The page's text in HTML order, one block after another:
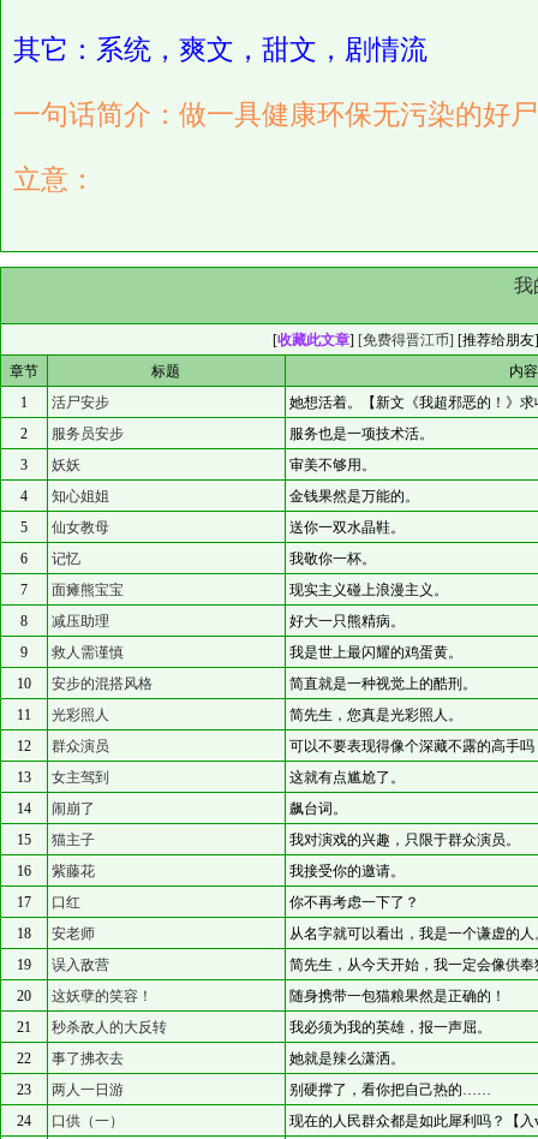
其它：系统，爽文，甜文，剧情流
一句话简介：做一具健康环保无污染的好
立意：
我
[收藏此文章] [免费得晋江币] [推荐给朋友
章节
标题
内
1
活尸安步
她想活着。【新文《我超邪恶的！》
2
服务员安步
服务也是一项技术活。
3
妖妖
审美不够用。
4
知心姐姐
金钱果然是万能的。
5
仙女教母
送你一双水晶鞋。
6
记忆
我敬你一杯。
7
面瘫熊宝宝
现实主义碰上浪漫主义。
8
减压助理
好大一只熊精病。
9
救人需谨慎
我是世上最闪耀的鸡蛋黄。
10
安步的混搭风格
简直就是一种视觉上的酷刑。
11
光彩照人
简先生，您真是光彩照人。
12
群众演员
可以不要表现得像个深藏不露的高手吗
13
女主驾到
这就有点尴尬了。
14
闹崩了
飙台词。
15
猫主子
我对演戏的兴趣，只限于群众演员。
16
紫藤花
我接受你的邀请。
17
口红
你不再考虑一下了？
18
安老师
从名字就可以看出，我是一个谦虚的人
19
误入敌营
简先生，从今天开始，我一定会像供
20
这妖孽的笑容！
随身携带一包猫粮果然是正确的！
21
秒杀敌人的大反转
我必须为我的英雄，报一声屈。
22
事了拂衣去
她就是辣么潇洒。
23
两人一日游
别硬撑了，看你把自己热的……
24
口供（一）
现在的人民群众都是如此犀利吗？【入